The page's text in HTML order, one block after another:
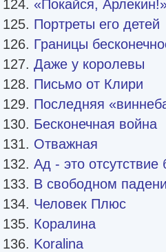
«Покайся,
Портреты его детей
Границы
Даже у королевы
Письмо от Клири
Последняя
Бесконечная война
Отважная
Ад - это отсутствие
В свободном
Человек Плюс
Коралина
Koralina